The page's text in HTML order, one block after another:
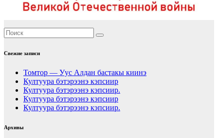
Свежие записи
Томтор — Уус Алдан бастакы киинэ
Култуура бэтэрээнэ кэпсиир
Култуура бэтэрээнэ кэпсиир.
Култуура бэтэрээнэ кэпсиир
Култуура бэтэрээнэ кэпсиир.
Архивы